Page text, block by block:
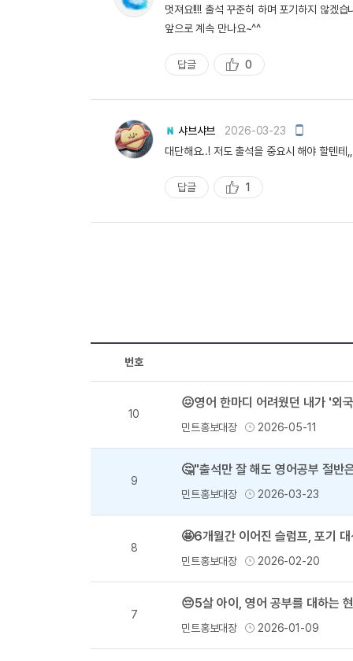
멋져요!!!! 출석 꾸준히 하며 포기하지 않겠
앞으로 계속 만나요~^^
답글
추
천
0
샤브샤브 2026-03-23
모
일
대단해요..! 저도 출석을 중요시 해야 할텐테,,
답글
추
천
1
번호
10
😖영어 한마디 어려웠던 내가 '외
민트홍보대장 2026-05-11
9
🤔"출석만 잘 해도 영어공부 절반
민트홍보대장 2026-03-23
8
🤩6개월간 이어진 슬럼프, 포기
민트홍보대장 2026-02-20
7
😔5살 아이, 영어 공부를 대하는
민트홍보대장 2026-01-09